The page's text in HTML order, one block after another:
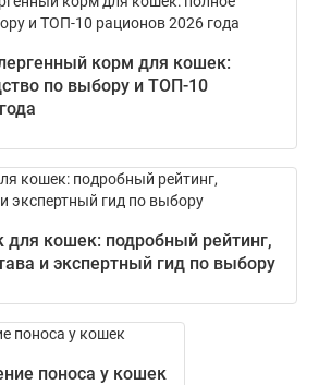
корм для кошек:
по выбору и ТОП-10
для кошек: подробный рейтинг,
и экспертный гид по выбору
поноса у кошек